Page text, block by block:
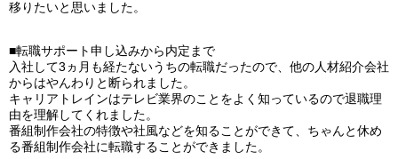
移りたいと思いました。
■転職サポート申し込みから内定まで
入社して3ヵ月も経たないうちの転職だったので、他の人材紹介会社
からはやんわりと断られました。
キャリアトレインはテレビ業界のことをよく知っているので退職理
由を理解してくれました。
番組制作会社の特徴や社風などを知ることができて、ちゃんと休め
る番組制作会社に転職することができました。